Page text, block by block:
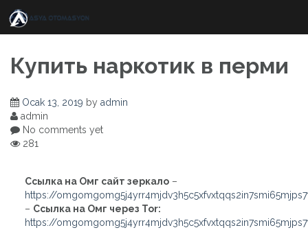
content
Купить наркотик в перми
Ocak 13, 2019 by admin
admin
No comments yet
281
Ссылка на Омг сайт зеркало –
https://
– Ссылка на Омг через Tor:
https://